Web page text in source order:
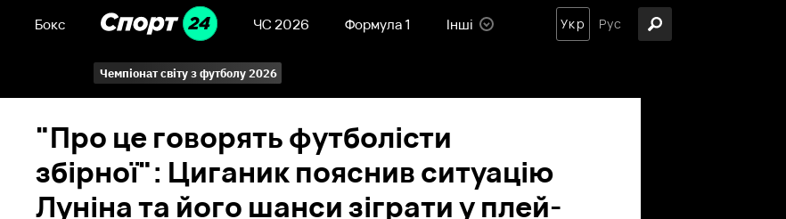
Бокс ЧС 2026 Формула 1 Інші Укр Рус
Чемпіонат світу з футболу 2026
"Про це говорять футболісти
збірної": Циганик пояснив ситуацію
Луніна та його шанси зіграти у плей-